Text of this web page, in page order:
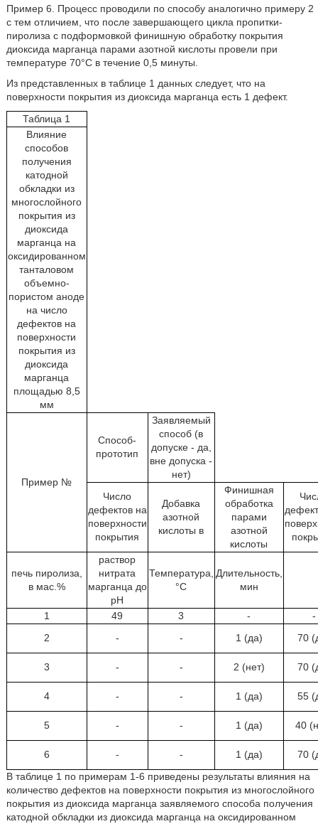
Пример 6. Процесс проводили по способу аналогично примеру 2
с тем отличием, что после завершающего цикла пропитки-
пиролиза с подформовкой финишную обработку покрытия
диоксида марганца парами азотной кислоты провели при
температуре 70°С в течение 0,5 минуты.
Из представленных в таблице 1 данных следует, что на
поверхности покрытия из диоксида марганца есть 1 дефект.
Таблица 1
Влияние
способов
получения
катодной
обкладки из
многослойного
покрытия из
диоксида
марганца на
оксидированном
танталовом
объемно-
пористом аноде
на число
дефектов на
поверхности
покрытия из
диоксида
марганца
площадью 8,5
мм
Пример №
Способ-
прототип
Заявляемый
способ (в
допуске - да,
вне допуска -
нет)
Число
дефектов на
поверхности
покрытия
Добавка
азотной
кислоты в
Финишная
обработка
парами
азотной
кислоты
печь пиролиза,
в мас.%
раствор
нитрата
марганца до
pH
Температура,
°C
Длительность,
мин
1 49 3 -
-
2
- - 1 (да) 70
3 - - 2 (нет) 70
4 - - 1 (да) 55
5 - - 1 (да) 40
6 - - 1 (да)
70
В таблице 1 по примерам 1-6 приведены результаты влияния на
количество дефектов на поверхности покрытия из многослойного
покрытия из диоксида марганца заявляемого способа получения
катодной обкладки из диоксида марганца на оксидированном